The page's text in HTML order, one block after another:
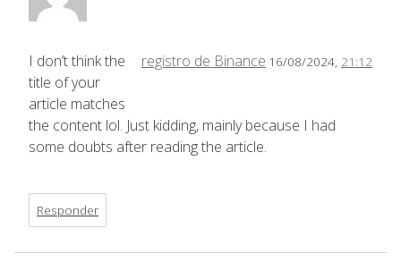
registro de Binance 16/08/2024, 21:12
I don’t think the
title of your
article matches
the content lol. Just kidding, mainly because I had
some doubts after reading the article.
Responder